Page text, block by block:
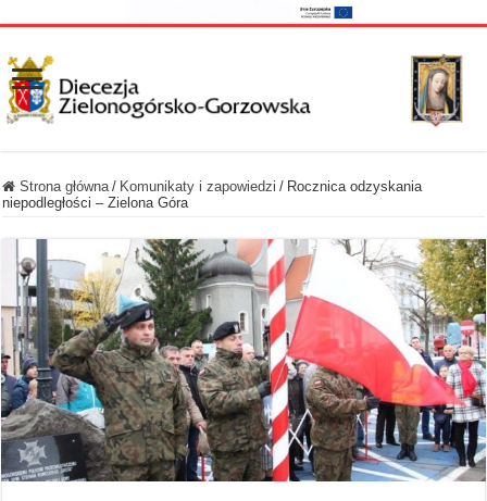
Strona główna / Komunikaty i zapowiedzi / Rocznica odzyskania
niepodległości – Zielona Góra